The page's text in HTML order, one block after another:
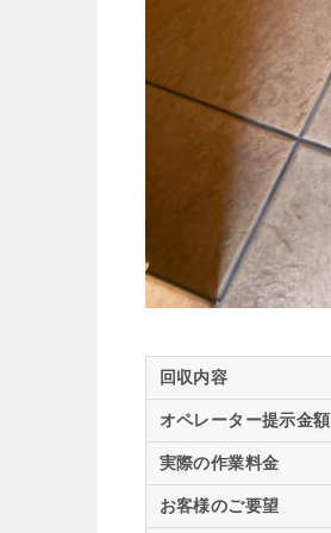
回収内容
オペレーター提示金額
実際の作業料金
お客様のご要望